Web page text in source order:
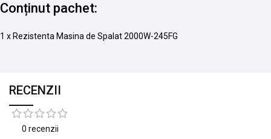
Conținut pachet:
1 x Rezistenta Masina de Spalat 2000W-245FG
RECENZII
0 recenzii